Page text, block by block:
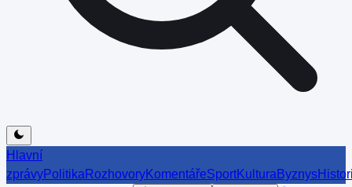
Hlavní
zprávyPolitika RozhovoryKomentářeSportKultura Byznys